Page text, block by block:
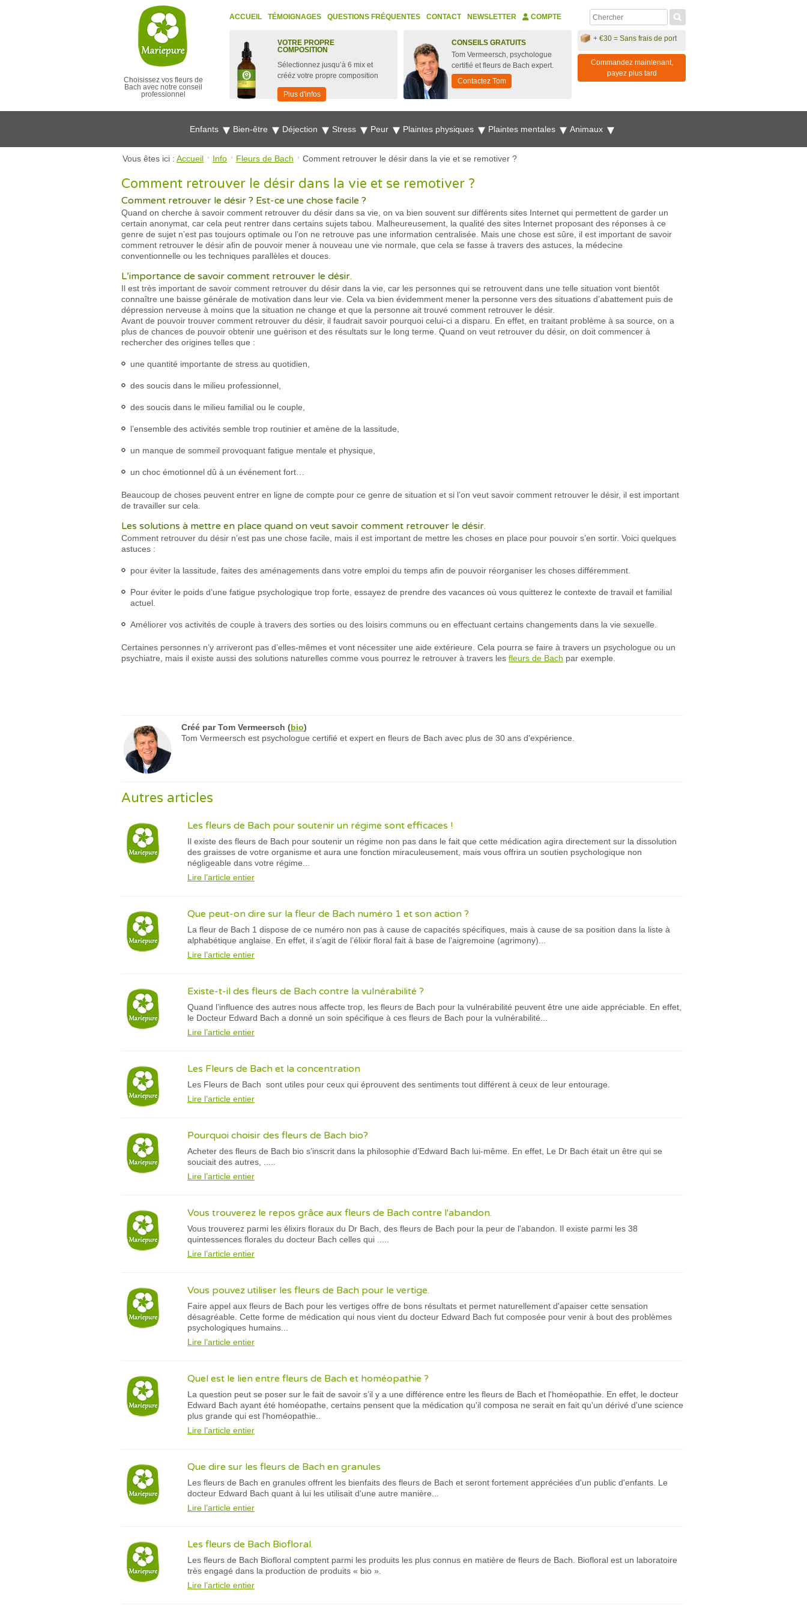
Choisissez vos fleurs de
Bach avec notre conseil
professionnel
ACCUEIL TÉMOIGNAGES QUESTIONS FRÉQUENTES CONTACT NEWSLETTER COMPTE
VOTRE PROPRE
COMPOSITION
Sélectionnez jusqu’à 6 mix et
crééz votre propre composition
Plus d'infos
CONSEILS GRATUITS
Tom Vermeersch, psychologue
certifié et fleurs de Bach expert.
Contactez Tom
+ €30 = Sans frais de port
Commandez maintenant,
payez plus tard
Enfants Bien-être Déjection Stress Peur Plaintes physiques Plaintes mentales Animaux
Vous êtes ici : Accueil Info Fleurs de Bach Comment retrouver le désir dans la vie et se remotiver ?
Comment retrouver le désir dans la vie et se remotiver ?
Comment retrouver le désir ? Est-ce une chose facile ?
Quand on cherche à savoir comment retrouver du désir dans sa vie, on va bien souvent sur différents sites Internet qui permettent de garder un
certain anonymat, car cela peut rentrer dans certains sujets tabou. Malheureusement, la qualité des sites Internet proposant des réponses à ce
genre de sujet n’est pas toujours optimale ou l’on ne retrouve pas une information centralisée. Mais une chose est sûre, il est important de savoir
comment retrouver le désir afin de pouvoir mener à nouveau une vie normale, que cela se fasse à travers des astuces, la médecine
conventionnelle ou les techniques parallèles et douces.
L’importance de savoir comment retrouver le désir.
Il est très important de savoir comment retrouver du désir dans la vie, car les personnes qui se retrouvent dans une telle situation vont bientôt
connaître une baisse générale de motivation dans leur vie. Cela va bien évidemment mener la personne vers des situations d’abattement puis de
dépression nerveuse à moins que la situation ne change et que la personne ait trouvé comment retrouver le désir.
Avant de pouvoir trouver comment retrouver du désir, il faudrait savoir pourquoi celui-ci a disparu. En effet, en traitant problème à sa source, on a
plus de chances de pouvoir obtenir une guérison et des résultats sur le long terme. Quand on veut retrouver du désir, on doit commencer à
rechercher des origines telles que :
une quantité importante de stress au quotidien,
des soucis dans le milieu professionnel,
des soucis dans le milieu familial ou le couple,
l’ensemble des activités semble trop routinier et amène de la lassitude,
un manque de sommeil provoquant fatigue mentale et physique,
un choc émotionnel dû à un événement fort…
Beaucoup de choses peuvent entrer en ligne de compte pour ce genre de situation et si l’on veut savoir comment retrouver le désir, il est important
de travailler sur cela.
Les solutions à mettre en place quand on veut savoir comment retrouver le désir.
Comment retrouver du désir n’est pas une chose facile, mais il est important de mettre les choses en place pour pouvoir s’en sortir. Voici quelques
astuces :
pour éviter la lassitude, faites des aménagements dans votre emploi du temps afin de pouvoir réorganiser les choses différemment.
Pour éviter le poids d’une fatigue psychologique trop forte, essayez de prendre des vacances où vous quitterez le contexte de travail et familial
actuel.
Améliorer vos activités de couple à travers des sorties ou des loisirs communs ou en effectuant certains changements dans la vie sexuelle.
Certaines personnes n’y arriveront pas d’elles-mêmes et vont nécessiter une aide extérieure. Cela pourra se faire à travers un psychologue ou un
psychiatre, mais il existe aussi des solutions naturelles comme vous pourrez le retrouver à travers les fleurs de Bach par exemple.
Créé parTom Vermeersch (bio)
Tom Vermeersch est psychologue certifié et expert en fleurs de Bach avec plus de 30 ans d'expérience.
Autres articles
Les fleurs de Bach pour soutenir un régime sont efficaces !
Il existe des fleurs de Bach pour soutenir un régime non pas dans le fait que cette médication agira directement sur la dissolution
des graisses de votre organisme et aura une fonction miraculeusement, mais vous offrira un soutien psychologique non
négligeable dans votre régime...
Lire l’article entier
Que peut-on dire sur la fleur de Bach numéro 1 et son action ?
La fleur de Bach 1 dispose de ce numéro non pas à cause de capacités spécifiques, mais à cause de sa position dans la liste à
alphabétique anglaise. En effet, il s’agit de l’élixir floral fait à base de l’aigremoine (agrimony)...
Lire l’article entier
Existe-t-il des fleurs de Bach contre la vulnérabilité ?
Quand l’influence des autres nous affecte trop, les fleurs de Bach pour la vulnérabilité peuvent être une aide appréciable. En effet,
le Docteur Edward Bach a donné un soin spécifique à ces fleurs de Bach pour la vulnérabilité...
Lire l’article entier
Les Fleurs de Bach et la concentration
Les Fleurs de Bach sont utiles pour ceux qui éprouvent des sentiments tout différent à ceux de leur entourage.
Lire l’article entier
Pourquoi choisir des fleurs de Bach bio?
Acheter des fleurs de Bach bio s’inscrit dans la philosophie d’Edward Bach lui-même. En effet, Le Dr Bach était un être qui se
souciait des autres, .....
Lire l’article entier
Vous trouverez le repos grâce aux fleurs de Bach contre l'abandon.
Vous trouverez parmi les élixirs floraux du Dr Bach, des fleurs de Bach pour la peur de l'abandon. Il existe parmi les 38
quintessences florales du docteur Bach celles qui .....
Lire l’article entier
Vous pouvez utiliser les fleurs de Bach pour le vertige.
Faire appel aux fleurs de Bach pour les vertiges offre de bons résultats et permet naturellement d'apaiser cette sensation
désagréable. Cette forme de médication qui nous vient du docteur Edward Bach fut composée pour venir à bout des problèmes
psychologiques humains...
Lire l’article entier
Quel est le lien entre fleurs de Bach et homéopathie ?
La question peut se poser sur le fait de savoir s’il y a une différence entre les fleurs de Bach et l'homéopathie. En effet, le docteur
Edward Bach ayant été homéopathe, certains pensent que la médication qu'il composa ne serait en fait qu'un dérivé d'une science
plus grande qui est l'homéopathie..
Lire l’article entier
Que dire sur les fleurs de Bach en granules
Les fleurs de Bach en granules offrent les bienfaits des fleurs de Bach et seront fortement appréciées d'un public d'enfants. Le
docteur Edward Bach quant à lui les utilisait d'une autre manière...
Lire l’article entier
Les fleurs de Bach Biofloral.
Les fleurs de Bach Biofloral comptent parmi les produits les plus connus en matière de fleurs de Bach. Biofloral est un laboratoire
très engagé dans la production de produits « bio ».
Lire l’article entier